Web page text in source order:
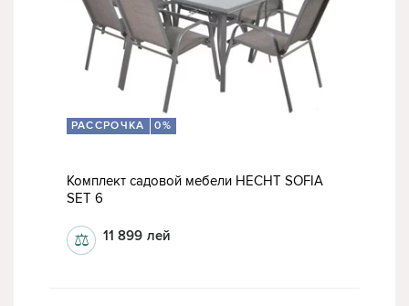
РАССРОЧКА 0%
Комплект садовой мебели HECHT SOFIA
SET 6
11 899 лей
⚖